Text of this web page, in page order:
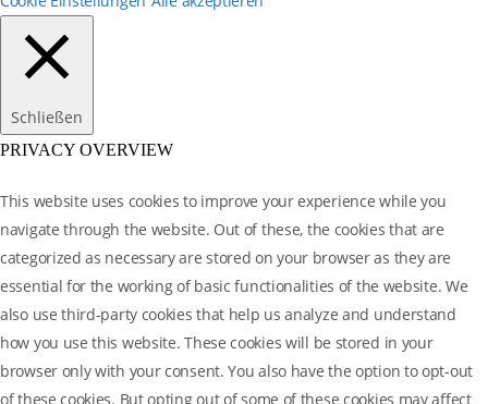
Schließen
PRIVACY OVERVIEW
This website uses cookies to improve your experience while you
navigate through the website. Out of these, the cookies that are
categorized as necessary are stored on your browser as they are
essential for the working of basic functionalities of the website. We
also use third-party cookies that help us analyze and understand
how you use this website. These cookies will be stored in your
browser only with your consent. You also have the option to opt-out
of these cookies. But opting out of some of these cookies may affect